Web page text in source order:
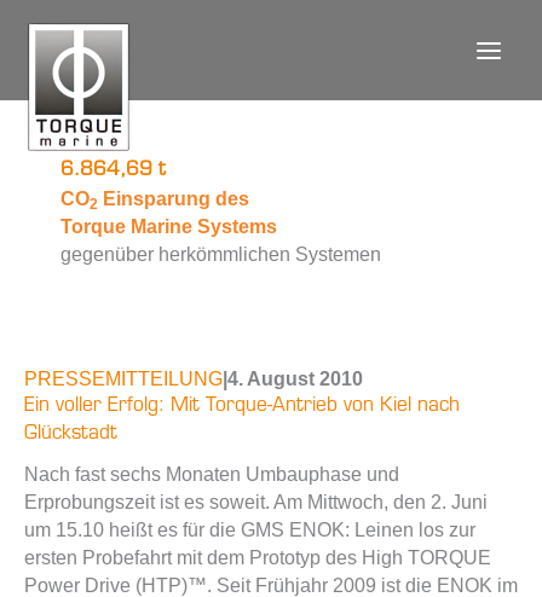
springen
6.864,69 t
CO2
Einsparung des
Torque Marine Systems
gegenüber herkömmlichen Systemen
PRESSEMITTEILUNG 4. August 2010
Ein voller Erfolg: Mit Torque-Antrieb von Kiel nach
Glückstadt
Nach fast sechs Monaten Umbauphase und
Erprobungszeit ist es soweit. Am Mittwoch, den 2. Juni
um 15.10 heißt es für die GMS ENOK: Leinen los zur
ersten Probefahrt mit dem Prototyp des High TORQUE
Power Drive (HTP)™. Seit Frühjahr 2009 ist die ENOK im